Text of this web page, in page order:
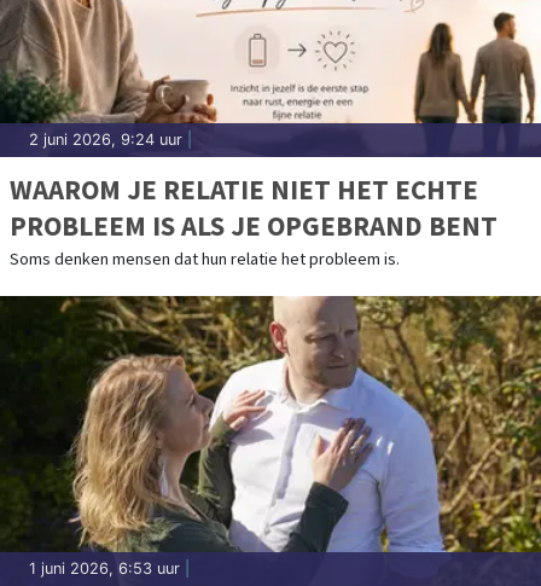
2 juni 2026, 9:24 uur
WAAROM JE RELATIE NIET HET ECHTE
PROBLEEM IS ALS JE OPGEBRAND BENT
Soms denken mensen dat hun relatie het probleem is.
1 juni 2026, 6:53 uur